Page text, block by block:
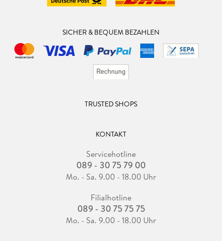
SICHER & BEQUEM BEZAHLEN
TRUSTED SHOPS
KONTAKT
Servicehotline
089 - 30 75 79 00
Mo. - Sa. 9.00 - 18.00 Uhr
Filialhotline
089 - 30 75 75 75
Mo. - Sa. 9.00 - 18.00 Uhr